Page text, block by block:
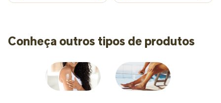
Conheça outros tipos de produtos